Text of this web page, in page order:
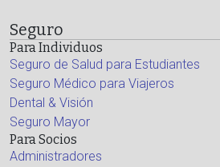
Seguro
Para Individuos
Seguro de Salud para Estudiantes
Seguro Médico para Viajeros
Dental & Visión
Seguro Mayor
Para Socios
Administradores